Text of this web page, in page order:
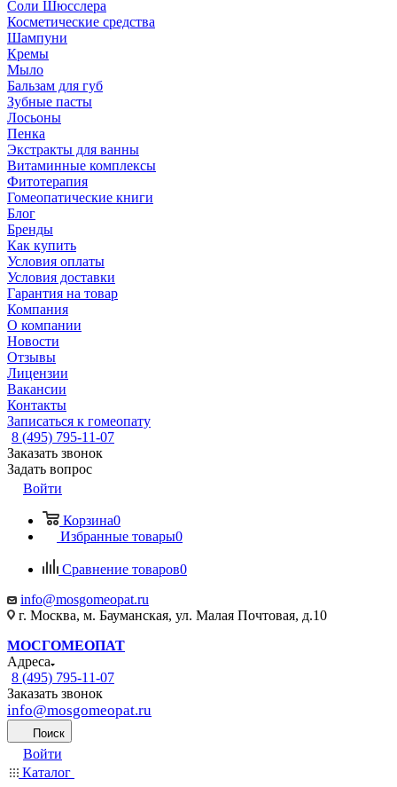
Соли Шюсслера
Косметические средства
Шампуни
Кремы
Мыло
Бальзам для губ
Зубные пасты
Лосьоны
Пенка
Экстракты для ванны
Витаминные комплексы
Фитотерапия
Гомеопатические книги
Блог
Бренды
Как купить
Условия оплаты
Условия доставки
Гарантия на товар
Компания
О компании
Новости
Отзывы
Лицензии
Вакансии
Контакты
Записаться к гомеопату
8 (495) 795-11-07
Заказать звонок
Задать вопрос
Войти
Корзина0
Избранные товары0
Сравнение товаров0
info@mosgomeopat.ru
г. Москва, м. Бауманская, ул. Малая Почтовая, д.10
МОСГОМЕОПАТ
Адреса
8 (495) 795-11-07
Заказать звонок
info@mosgomeopat.ru
Поиск
Войти
Каталог